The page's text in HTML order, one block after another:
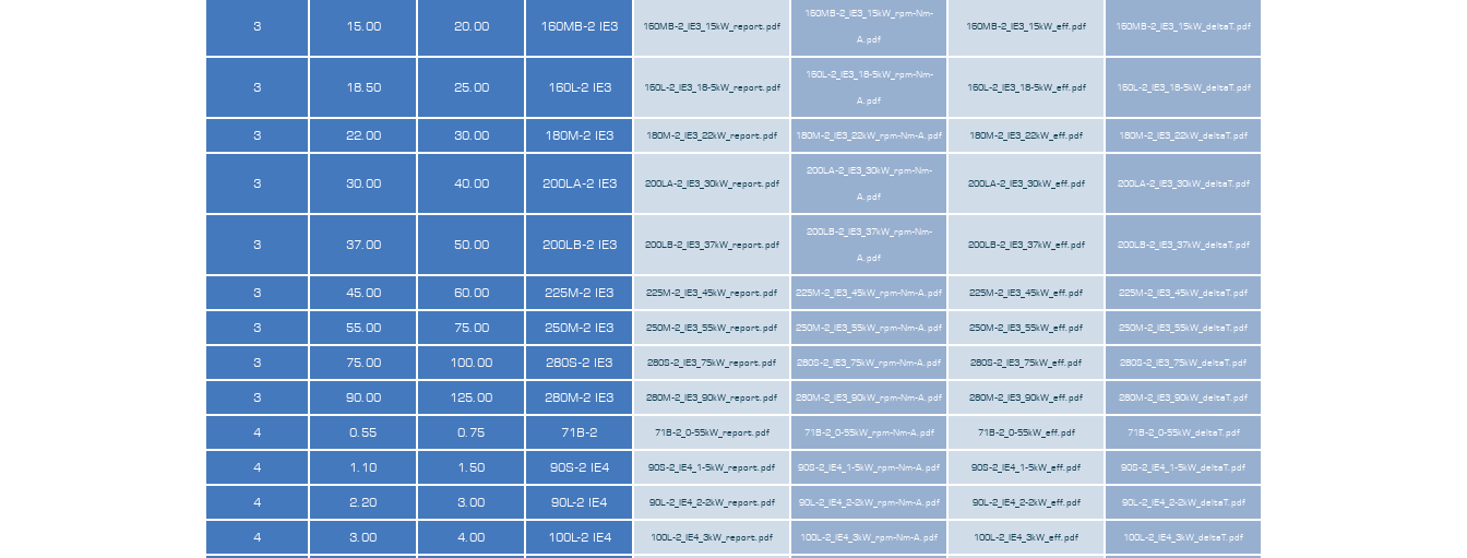
3 15.00 20.00 160MB-2 IE3 160MB-2_IE3_15kW_report.pdf
160MB-2_IE3_15kW_rpm-Nm-
A.pdf
160MB-2_IE3_15kW_eff.pdf 160MB-2_IE3_15kW_deltaT.pdf
3 18.50 25.00 160L-2 IE3 160L-2_IE3_18-5kW_report.pdf
160L-2_IE3_18-5kW_rpm-Nm-
A.pdf
160L-2_IE3_18-5kW_eff.pdf 160L-2_IE3_18-5kW_deltaT.pdf
3 22.00 30.00 180M-2 IE3 180M-2_IE3_22kW_report.pdf 180M-2_IE3_22kW_rpm-Nm-A.pdf 180M-2_IE3_22kW_eff.pdf 180M-2_IE3_22kW_deltaT.pdf
3 30.00 40.00 200LA-2 IE3 200LA-2_IE3_30kW_report.pdf
200LA-2_IE3_30kW_rpm-Nm-
A.pdf
200LA-2_IE3_30kW_eff.pdf 200LA-2_IE3_30kW_deltaT.pdf
3 37.00 50.00 200LB-2 IE3 200LB-2_IE3_37kW_report.pdf
200LB-2_IE3_37kW_rpm-Nm-
A.pdf
200LB-2_IE3_37kW_eff.pdf 200LB-2_IE3_37kW_deltaT.pdf
3 45.00 60.00 225M-2 IE3 225M-2_IE3_45kW_report.pdf 225M-2_IE3_45kW_rpm-Nm-A.pdf 225M-2_IE3_45kW_eff.pdf 225M-2_IE3_45kW_deltaT.pdf
3 55.00 75.00 250M-2 IE3 250M-2_IE3_55kW_report.pdf 250M-2_IE3_55kW_rpm-Nm-A.pdf 250M-2_IE3_55kW_eff.pdf 250M-2_IE3_55kW_deltaT.pdf
3 75.00 100.00 280S-2 IE3 280S-2_IE3_75kW_report.pdf 280S-2_IE3_75kW_rpm-Nm-A.pdf 280S-2_IE3_75kW_eff.pdf 280S-2_IE3_75kW_deltaT.pdf
3 90.00 125.00 280M-2 IE3 280M-2_IE3_90kW_report.pdf 280M-2_IE3_90kW_rpm-Nm-A.pdf 280M-2_IE3_90kW_eff.pdf 280M-2_IE3_90kW_deltaT.pdf
4 0.55 0.75 71B-2 71B-2_0-55kW_report.pdf 71B-2_0-55kW_rpm-Nm-A.pdf 71B-2_0-55kW_eff.pdf 71B-2_0-55kW_deltaT.pdf
4 1.10 1.50 90S-2 IE4 90S-2_IE4_1-5kW_report.pdf 90S-2_IE4_1-5kW_rpm-Nm-A.pdf 90S-2_IE4_1-5kW_eff.pdf 90S-2_IE4_1-5kW_deltaT.pdf
4 2.20 3.00 90L-2 IE4 90L-2_IE4_2-2kW_report.pdf 90L-2_IE4_2-2kW_rpm-Nm-A.pdf 90L-2_IE4_2-2kW_eff.pdf 90L-2_IE4_2-2kW_deltaT.pdf
4 3.00 4.00 100L-2 IE4 100L-2_IE4_3kW_report.pdf 100L-2_IE4_3kW_rpm-Nm-A.pdf 100L-2_IE4_3kW_eff.pdf 100L-2_IE4_3kW_deltaT.pdf